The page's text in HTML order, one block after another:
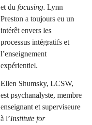
et du focusing. Lynn
Preston a toujours eu un
intérêt envers les
processus intégratifs et
l’enseignement
expérientiel.
Ellen Shumsky, LCSW,
est psychanalyste, membre
enseignant et superviseure
à l’Institute for